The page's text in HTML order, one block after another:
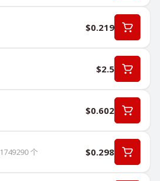
$0.219
$2.5
$0.602
1749290个 $0.298